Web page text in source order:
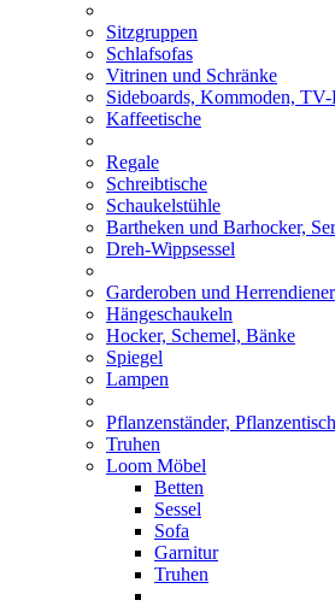
Sitzgruppen
Schlafsofas
Vitrinen und Schränke
Sideboards, Kommoden, TV-
Kaffeetische
Regale
Schreibtische
Schaukelstühle
Bartheken und Barhocker,
Dreh-Wippsessel
Garderoben und Herrendiener
Hängeschaukeln
Hocker, Schemel, Bänke
Spiegel
Lampen
Pflanzenständer,
Truhen
Loom Möbel
Betten
Sessel
Sofa
Garnitur
Truhen